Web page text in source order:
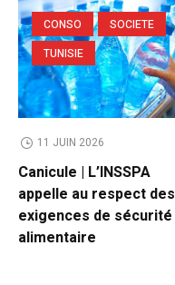
CONSO
SOCIETE
TUNISIE
11 JUIN 2026
Canicule | L’INSSPA
appelle au respect des
exigences de sécurité
alimentaire